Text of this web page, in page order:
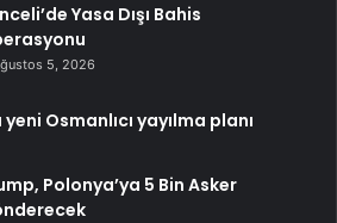
Yasa Dışı Bahis
5, 2026
Osmanlıcı yayılma planı
Polonya’ya 5 Bin Asker